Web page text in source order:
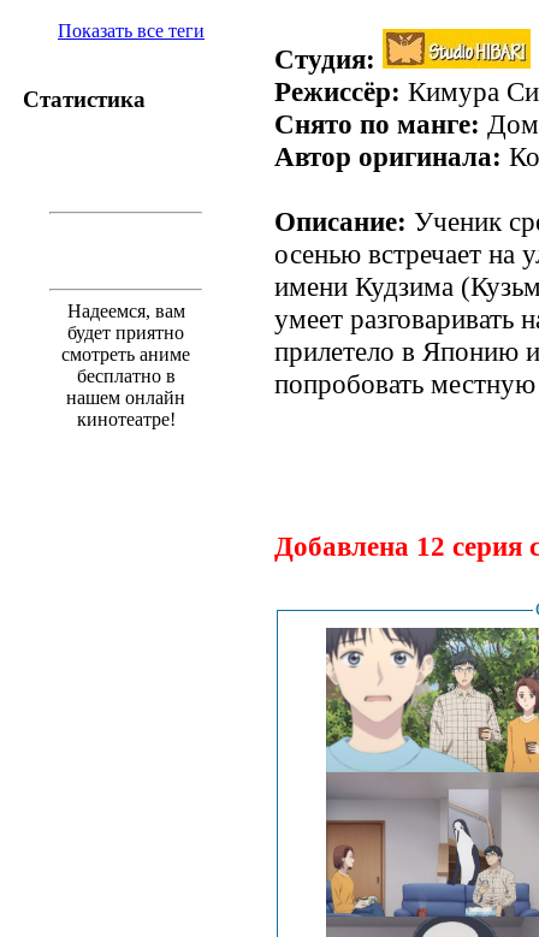
Показать все теги
Статистика
Надеемся, вам
будет приятно
смотреть аниме
бесплатно в
нашем онлайн
кинотеатре!
Студия:
Режиссёр: Кимура
Снято по манге:
Автор оригинала:
Описание: Ученик
осенью встречает на
имени Кудзима
умеет разговаривать
прилетело в Японию
попробовать
Добавлена 12 серия